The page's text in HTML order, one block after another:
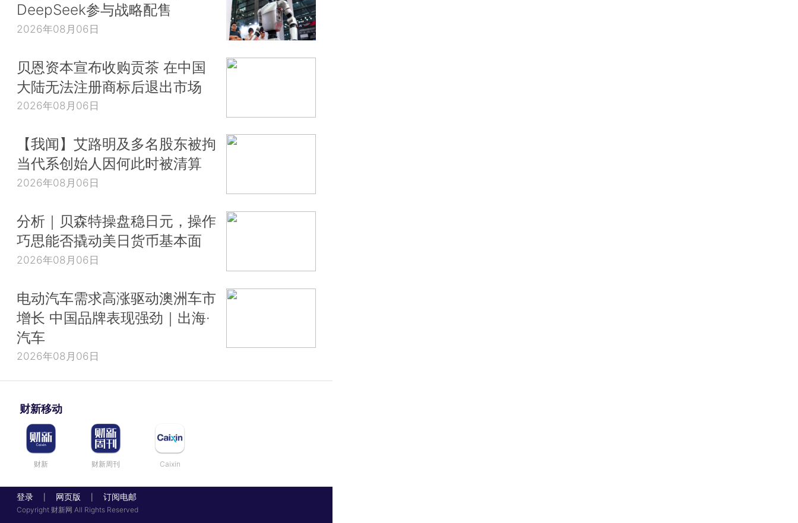
DeepSeek参与战略配售
2026年08月06日
贝恩资本宣布收购贡茶 在中国
大陆无法注册商标后退出市场
2026年08月06日
【我闻】艾路明及多名股东被拘
当代系创始人因何此时被清算
2026年08月06日
分析｜贝森特操盘稳日元，操作
巧思能否撬动美日货币基本面
2026年08月06日
电动汽车需求高涨驱动澳洲车市
增长 中国品牌表现强劲｜出海·
汽车
2026年08月06日
财新移动
财新 财新周刊 Caixin
登录 网页版 订阅电邮
Copyright 财新网 All Rights Reserved